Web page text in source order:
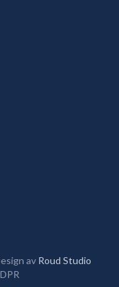
av Roud Studio